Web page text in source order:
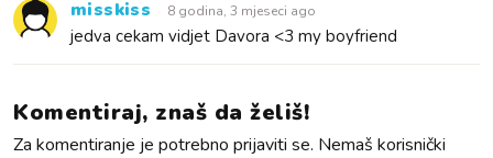
misskiss 8 godina, 3 mjeseci ago
jedva cekam vidjet Davora <3 my boyfriend
Komentiraj, znaš da želiš!
Za komentiranje je potrebno prijaviti se. Nemaš korisnički